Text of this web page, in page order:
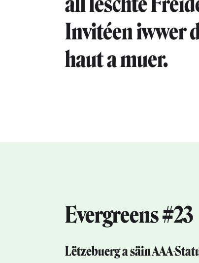
Invitéen iwwer
haut a muer.⁣
Evergreens #23
Lëtzebuerg a säin AAA-